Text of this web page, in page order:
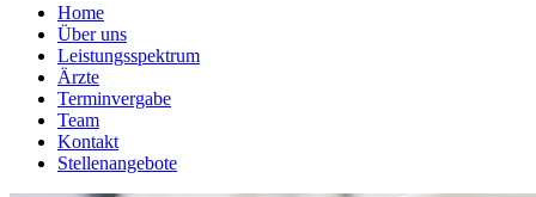
Home
Über uns
Leistungsspektrum
Ärzte
Terminvergabe
Team
Kontakt
Stellenangebote